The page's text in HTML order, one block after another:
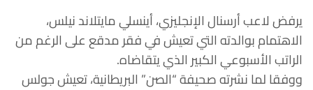
يرفض لاعب أرسنال الإنجليزي، أينسلي مايتلاند نيلس،
الاهتمام بوالدته التي تعيش في فقر مدقع على الرغم من
الراتب الأسبوعي الكبير الذي يتقاضاه.
ووفقا لما نشرته صحيفة “الصن” البريطانية، تعيش جولس